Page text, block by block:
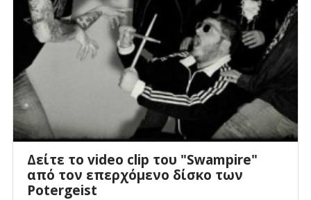
Δείτε το video clip του "Swampire"
από τον επερχόμενο δίσκο των
Potergeist